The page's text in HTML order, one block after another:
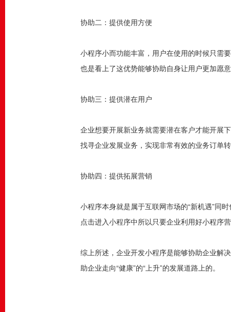
协助二：提供使用方便
小程序小而功能丰富，用户在使用的时候只需
也是看上了这优势能够协助自身让用户更加愿
协助三：提供潜在用户
企业想要开展新业务就需要潜在客户才能开展
找寻企业发展业务，实现非常有效的业务订单转
协助四：提供拓展营销
小程序本身就是属于互联网市场的“新机遇”同
点击进入小程序中所以只要企业利用好小程序
综上所述，企业开发小程序是能够协助企业解
助企业走向“健康”的“上升”的发展道路上的。